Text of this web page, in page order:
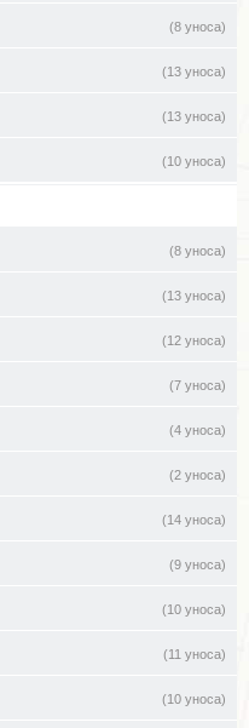
(8 уноса)
(13 уноса)
(13 уноса)
(10 уноса)
(8 уноса)
(13 уноса)
(12 уноса)
(7 уноса)
(4 уноса)
(2 уноса)
(14 уноса)
(9 уноса)
(10 уноса)
(11 уноса)
(10 уноса)